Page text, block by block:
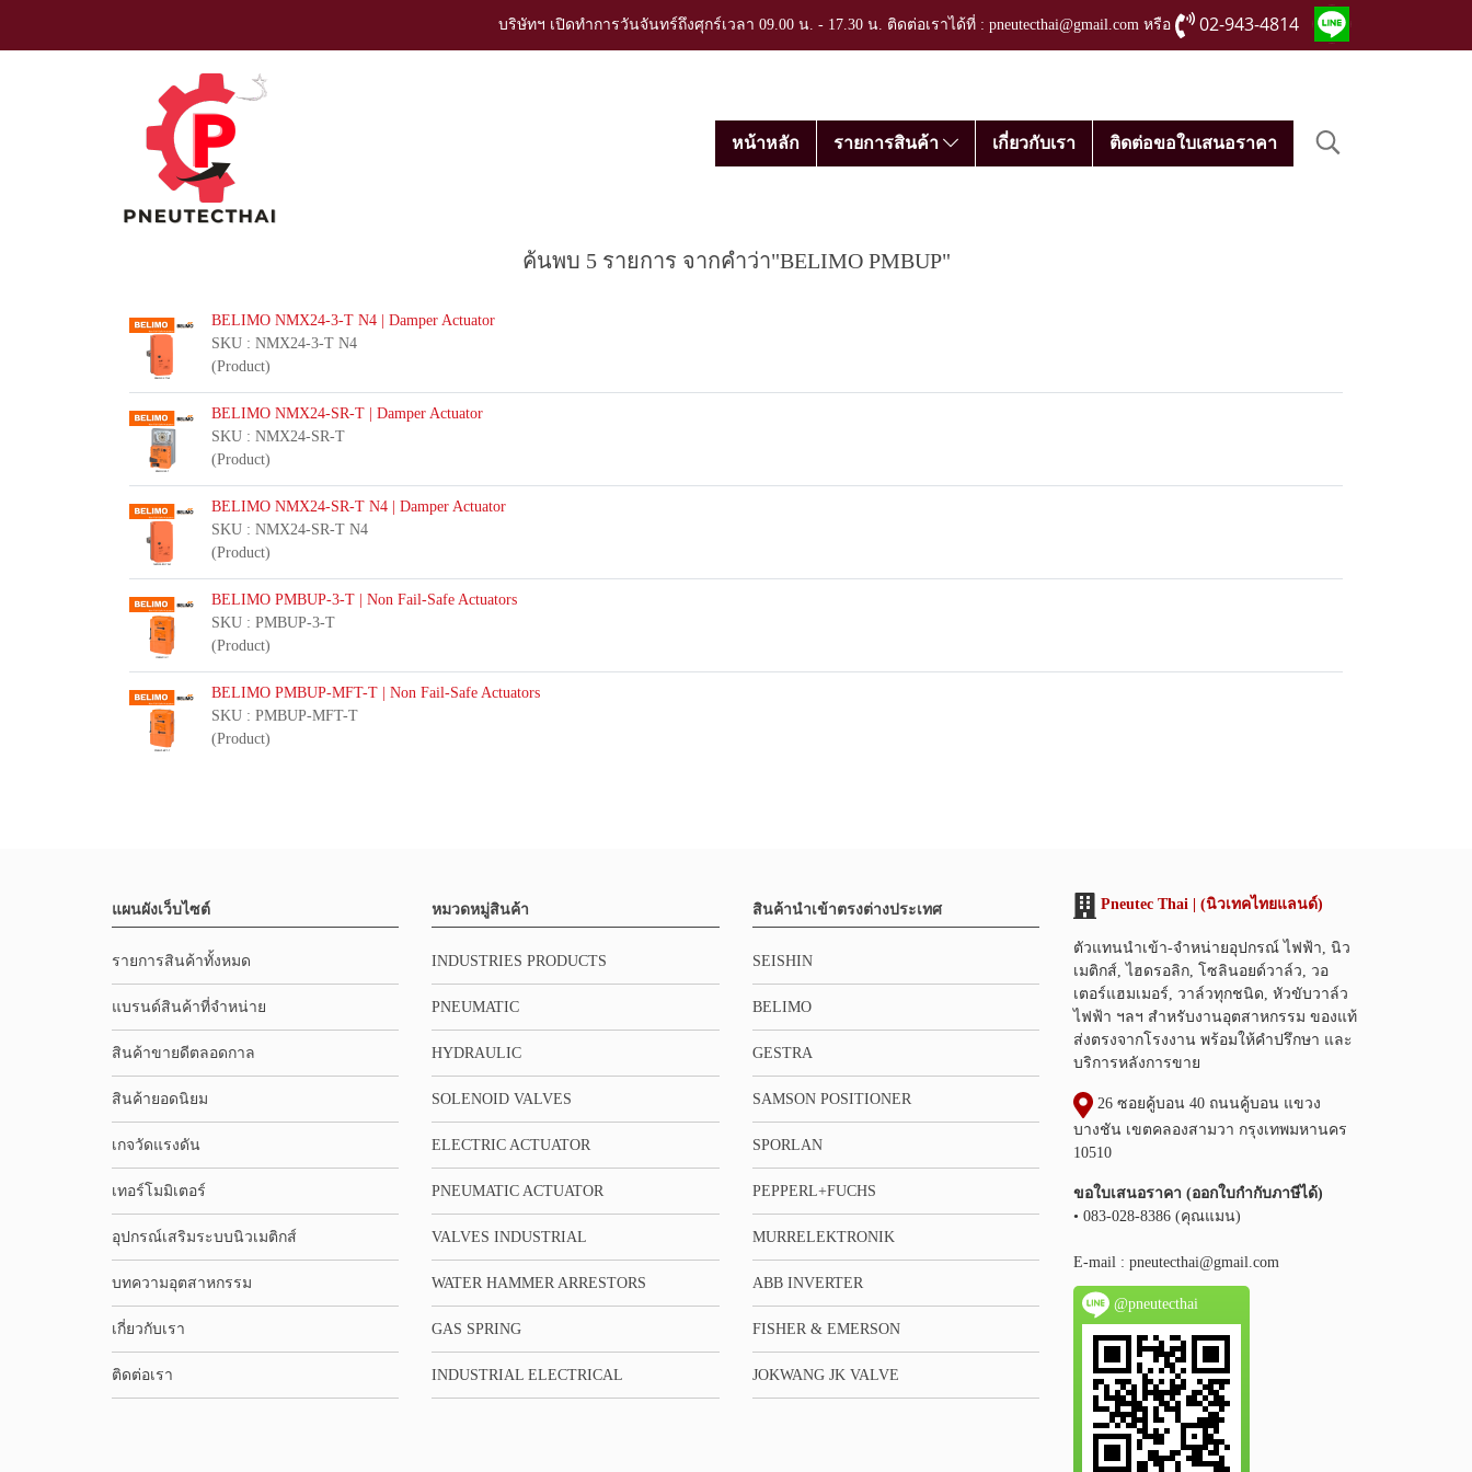
บริษัทฯ เปิดทำการวันจันทร์ถึงศุกร์เวลา 09.00 น. - 17.30 น. ติดต่อเราได้ที่ : pneutecthai@gmail.com หรือ 02-943-4814
หน้าหลัก รายการสินค้า เกี่ยวกับเรา ติดต่อขอใบเสนอราคา
ค้นพบ 5 รายการ จากคำว่า"BELIMO PMBUP"
BELIMO NMX24-3-T N4 | Damper Actuator
SKU : NMX24-3-T N4
(Product)
BELIMO NMX24-SR-T | Damper Actuator
SKU : NMX24-SR-T
(Product)
BELIMO NMX24-SR-T N4 | Damper Actuator
SKU : NMX24-SR-T N4
(Product)
BELIMO PMBUP-3-T | Non Fail-Safe Actuators
SKU : PMBUP-3-T
(Product)
BELIMO PMBUP-MFT-T | Non Fail-Safe Actuators
SKU : PMBUP-MFT-T
(Product)
แผนผังเว็บไซต์
รายการสินค้าทั้งหมด
แบรนด์สินค้าที่จำหน่าย
สินค้าขายดีตลอดกาล
สินค้ายอดนิยม
เกจวัดแรงดัน
เทอร์โมมิเตอร์
อุปกรณ์เสริมระบบนิวเมติกส์
บทความอุตสาหกรรม
เกี่ยวกับเรา
ติดต่อเรา
หมวดหมู่สินค้า
INDUSTRIES PRODUCTS
PNEUMATIC
HYDRAULIC
SOLENOID VALVES
ELECTRIC ACTUATOR
PNEUMATIC ACTUATOR
VALVES INDUSTRIAL
WATER HAMMER ARRESTORS
GAS SPRING
INDUSTRIAL ELECTRICAL
สินค้านำเข้าตรงต่างประเทศ
SEISHIN
BELIMO
GESTRA
SAMSON POSITIONER
SPORLAN
PEPPERL+FUCHS
MURRELEKTRONIK
ABB INVERTER
FISHER & EMERSON
JOKWANG JK VALVE
Pneutec Thai | (นิวเทคไทยแลนด์)
ตัวแทนนำเข้า-จำหน่ายอุปกรณ์ ไฟฟ้า, นิว
เมติกส์, ไฮดรอลิก, โซลินอยด์วาล์ว, วอ
เตอร์แฮมเมอร์, วาล์วทุกชนิด, หัวขับวาล์ว
ไฟฟ้า ฯลฯ สำหรับงานอุตสาหกรรม ของแท้
ส่งตรงจากโรงงาน พร้อมให้คำปรึกษา และ
บริการหลังการขาย
26 ซอยคู้บอน 40 ถนนคู้บอน แขวง
บางชัน เขตคลองสามวา กรุงเทพมหานคร
10510
ขอใบเสนอราคา (ออกใบกำกับภาษีได้)
• 083-028-8386 (คุณแมน)
E-mail : pneutecthai@gmail.com
@pneutecthai